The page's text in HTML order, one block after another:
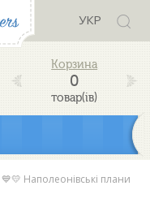
УКР
0
товар(ів)
💙💛 Наполеонівські плани